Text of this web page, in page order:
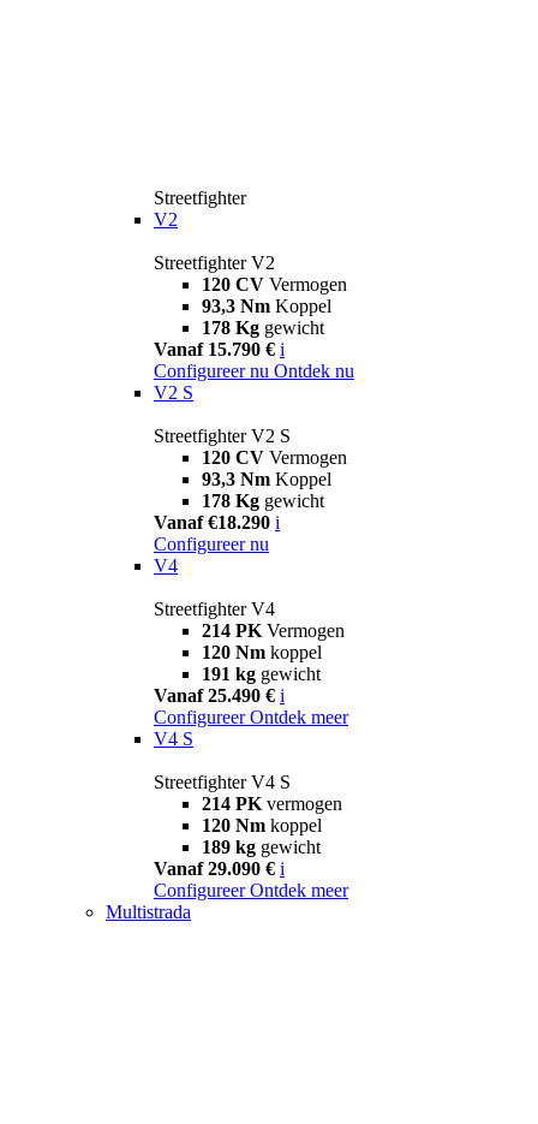
Streetfighter
V2
Streetfighter V2
120 CV Vermogen
93,3 Nm Koppel
178 Kg gewicht
Vanaf 15.790 € i
Configureer nu Ontdek nu
V2 S
Streetfighter V2 S
120 CV Vermogen
93,3 Nm Koppel
178 Kg gewicht
Vanaf €18.290 i
Configureer nu
V4
Streetfighter V4
214 PK Vermogen
120 Nm koppel
191 kg gewicht
Vanaf 25.490 € i
Configureer Ontdek meer
V4 S
Streetfighter V4 S
214 PK vermogen
120 Nm koppel
189 kg gewicht
Vanaf 29.090 € i
Configureer Ontdek meer
Multistrada